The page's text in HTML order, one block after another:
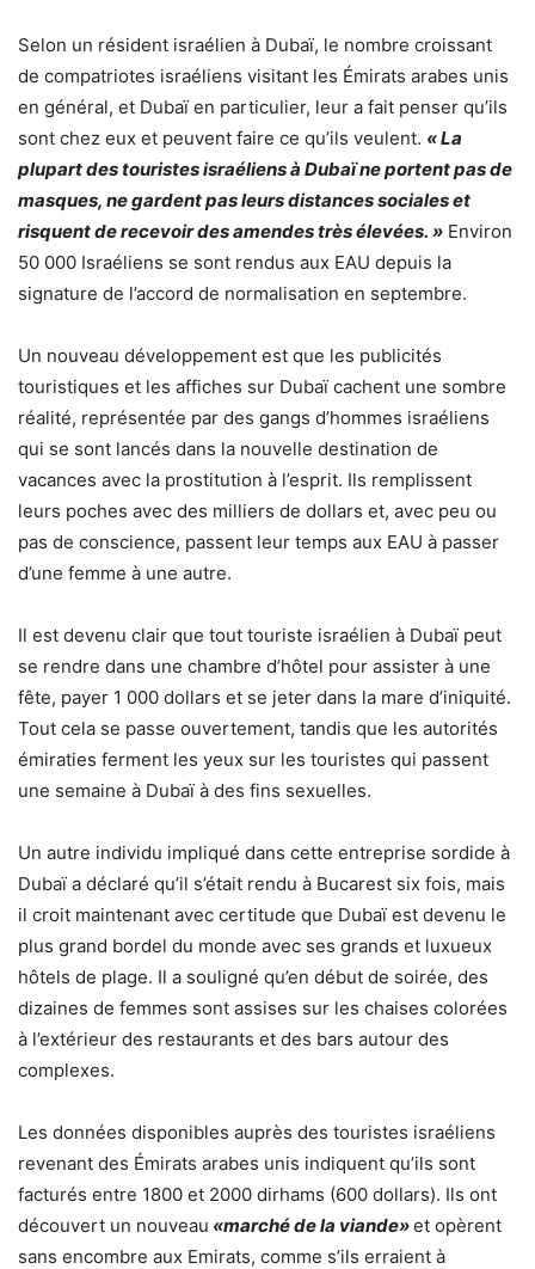
Selon un résident israélien à Dubaï, le nombre croissant
de compatriotes israéliens visitant les Émirats arabes unis
en général, et Dubaï en particulier, leur a fait penser qu’ils
sont chez eux et peuvent faire ce qu’ils veulent. « La
plupart des touristes israéliens à Dubaï ne portent pas de
masques, ne gardent pas leurs distances sociales et
risquent de recevoir des amendes très élevées. » Environ
50 000 Israéliens se sont rendus aux EAU depuis la
signature de l’accord de normalisation en septembre.
Un nouveau développement est que les publicités
touristiques et les affiches sur Dubaï cachent une sombre
réalité, représentée par des gangs d’hommes israéliens
qui se sont lancés dans la nouvelle destination de
vacances avec la prostitution à l’esprit. Ils remplissent
leurs poches avec des milliers de dollars et, avec peu ou
pas de conscience, passent leur temps aux EAU à passer
d’une femme à une autre.
Il est devenu clair que tout touriste israélien à Dubaï peut
se rendre dans une chambre d’hôtel pour assister à une
fête, payer 1 000 dollars et se jeter dans la mare d’iniquité.
Tout cela se passe ouvertement, tandis que les autorités
émiraties ferment les yeux sur les touristes qui passent
une semaine à Dubaï à des fins sexuelles.
Un autre individu impliqué dans cette entreprise sordide à
Dubaï a déclaré qu’il s’était rendu à Bucarest six fois, mais
il croit maintenant avec certitude que Dubaï est devenu le
plus grand bordel du monde avec ses grands et luxueux
hôtels de plage. Il a souligné qu’en début de soirée, des
dizaines de femmes sont assises sur les chaises colorées
à l’extérieur des restaurants et des bars autour des
complexes.
Les données disponibles auprès des touristes israéliens
revenant des Émirats arabes unis indiquent qu’ils sont
facturés entre 1800 et 2000 dirhams (600 dollars). Ils ont
découvert un nouveau «marché de la viande»et opèrent
sans encombre aux Emirats, comme s’ils erraient à